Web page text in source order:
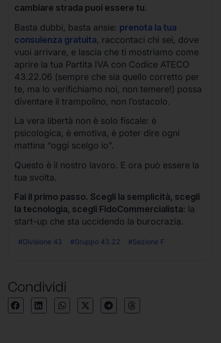
cambiare strada puoi essere tu.
Basta dubbi, basta ansie: prenota la tua
consulenza gratuita, raccontaci chi sei, dove
vuoi arrivare, e lascia che ti mostriamo come
aprire la tua Partita IVA con Codice ATECO
43.22.06 (sempre che sia quello corretto per
te, ma lo verifichiamo noi, non temere!) possa
diventare il trampolino, non l’ostacolo.
La vera libertà non è solo fiscale: è
psicologica, è emotiva, è poter dire ogni
mattina “oggi scelgo io”.
Questo è il nostro lavoro. E ora può essere la
tua svolta.
Fai il primo passo. Scegli la semplicità, scegli
la tecnologia, scegli FidoCommercialista: la
start-up che sta uccidendo la burocrazia.
#Divisione 43 #Gruppo 43.22 #Sezione F
Condividi